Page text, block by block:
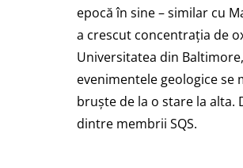
epocă în sine – similar cu
a crescut concentrația de
Universitatea din
evenimentele geologice
bruște de la o stare la alta.
dintre membrii SQS.